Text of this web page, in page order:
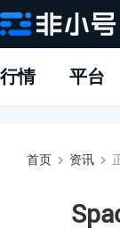
APP下载
指标说明
问题反馈
行情 平台
首页 资讯